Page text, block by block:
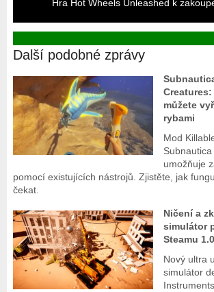
Hra Hot Wheels Unleashed k
Další podobné zprávy
můžete
rybami
Mod
umožňuje
pomocí existujících nástrojů. Zjistěte, jak
čekat.
Ničení a
simulátor
Steamu 1.0
Nový ultra
simulátor